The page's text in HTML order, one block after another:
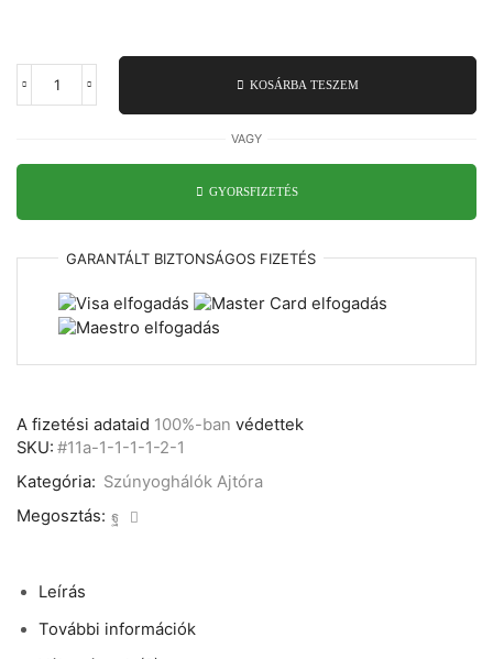
Rolós
szúnyogháló
KOSÁRBA TESZEM
VAGY
GYORSFIZETÉS
GARANTÁLT BIZTONSÁGOS FIZETÉS
A fizetési adataid 100%-ban védettek
SKU: #11a-1-1-1-1-2-1
Kategória: Szúnyoghálók Ajtóra
Megosztás:
Leírás
További információk